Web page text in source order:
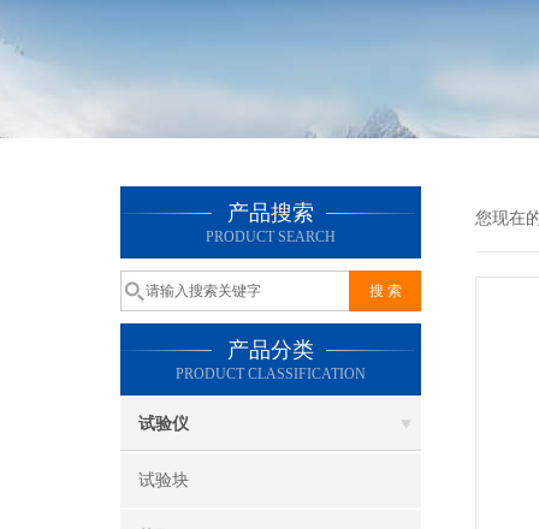
产品搜索
PRODUCT SEARCH
产品分类
PRODUCT CLASSIFICATION
试验仪
试验块
您现在